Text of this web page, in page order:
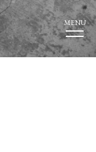
MENU